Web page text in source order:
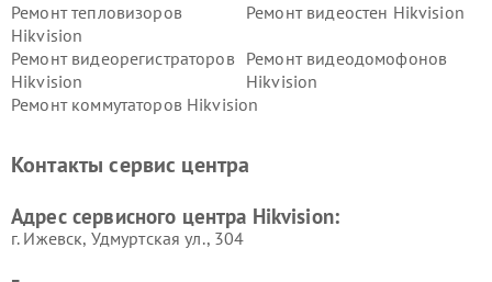
Ремонт тепловизоров
Hikvision
Ремонт видеостен Hikvision
Ремонт видеорегистраторов
Hikvision
Ремонт видеодомофонов
Hikvision
Ремонт коммутаторов Hikvision
Контакты сервис центра
Адрес сервисного центра Hikvision:
г. Ижевск, Удмуртская ул., 304